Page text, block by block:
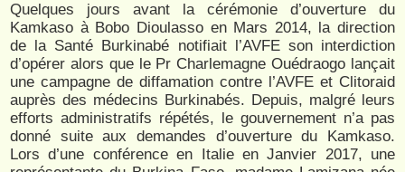
Quelques jours avant la cérémonie d’ouverture du
Kamkaso à Bobo Dioulasso en Mars 2014, la direction
de la Santé Burkinabé notifiait l’AVFE son interdiction
d’opérer alors que le Pr Charlemagne Ouédraogo lançait
une campagne de diffamation contre l’AVFE et Clitoraid
auprès des médecins Burkinabés. Depuis, malgré leurs
efforts administratifs répétés, le gouvernement n’a pas
donné suite aux demandes d’ouverture du Kamkaso.
Lors d’une conférence en Italie en Janvier 2017, une